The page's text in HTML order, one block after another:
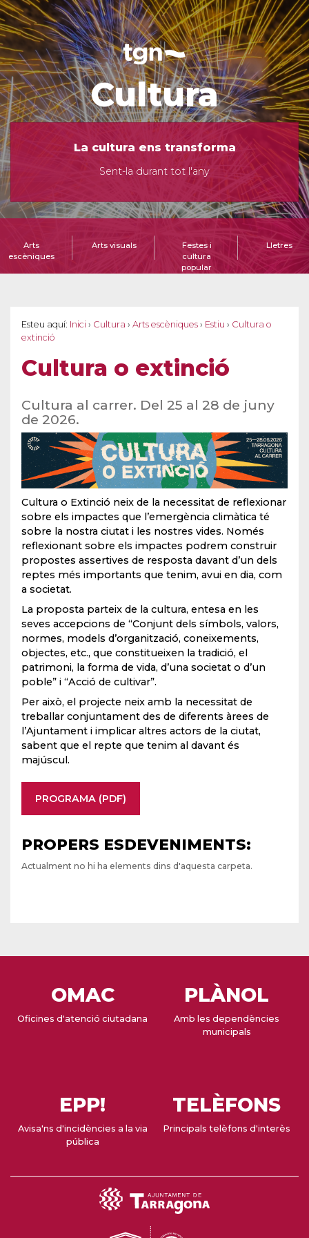
Cultura
La cultura ens transforma
Sent-la durant tot l'any
Arts
escèniques
Arts visuals
Festes i
cultura
popular
Lletres
Esteu aquí: Inici › Cultura › Arts escèniques › Estiu › Cultura o
extinció
Cultura o extinció
Cultura al carrer. Del 25 al 28 de juny
de 2026.
Cultura o Extinció neix de la necessitat de reflexionar
sobre els impactes que l’emergència climàtica té
sobre la nostra ciutat i les nostres vides. Només
reflexionant sobre els impactes podrem construir
propostes assertives de resposta davant d’un dels
reptes més importants que tenim, avui en dia, com
a societat.
La proposta parteix de la cultura, entesa en les
seves accepcions de “Conjunt dels símbols, valors,
normes, models d’organització, coneixements,
objectes, etc., que constitueixen la tradició, el
patrimoni, la forma de vida, d’una societat o d’un
poble” i “Acció de cultivar”.
Per això, el projecte neix amb la necessitat de
treballar conjuntament des de diferents àrees de
l’Ajuntament i implicar altres actors de la ciutat,
sabent que el repte que tenim al davant és
majúscul.
PROGRAMA (PDF)
PROPERS ESDEVENIMENTS:
Actualment no hi ha elements dins d'aquesta carpeta.
OMAC
Oficines d'atenció ciutadana
PLÀNOL
Amb les dependències
municipals
EPP!
Avisa'ns d'incidències a la via
pública
TELÈFONS
Principals telèfons d'interès